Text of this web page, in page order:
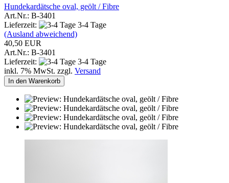
Hundekardätsche oval, geölt / Fibre
Art.Nr.: B-3401
Lieferzeit:
3-4 Tage
(Ausland abweichend)
40,50 EUR
Art.Nr.: B-3401
Lieferzeit:
3-4 Tage
inkl. 7% MwSt. zzgl. Versand
In den Warenkorb